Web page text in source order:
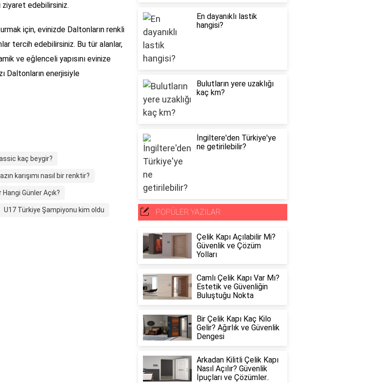
ziyaret edebilirsiniz.
için, evinizde Daltonların renkli
tercih edebilirsiniz. Bu tür alanlar,
ve eğlenceli yapısını evinize
Daltonların enerjisiyle
kaç beygir?
karışımı nasıl bir renktir?
Günler Açık?
U17 Türkiye Şampiyonu kim oldu
En dayanıklı lastik
hangisi?
Bulutların yere uzaklığı
kaç km?
İngiltere'den Türkiye'ye
ne getirilebilir?
POPÜLER YAZILAR
Çelik Kapı Açılabilir Mi?
Güvenlik ve Çözüm
Yolları
Camlı Çelik Kapı Var Mı?
Estetik ve Güvenliğin
Buluştuğu Nokta
Bir Çelik Kapı Kaç Kilo
Gelir? Ağırlık ve Güvenlik
Dengesi
Arkadan Kilitli Çelik Kapı
Nasıl Açılır? Güvenlik
İpuçları ve Çözümler..